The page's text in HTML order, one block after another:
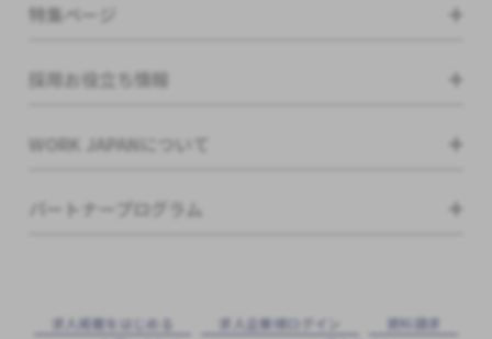
特集ページ
採用お役立ち情報
WORK JAPANについて
パートナープログラム
求⼈掲載をはじめる 求⼈企業様ログイン
資料請求